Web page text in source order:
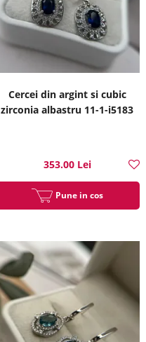
Cercei din argint si cubic
zirconia albastru 11-1-i5183
353.00 Lei
Pune in cos